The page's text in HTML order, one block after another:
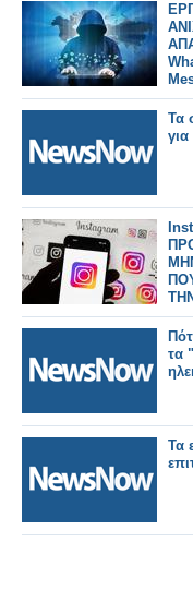
Τα
τα
Τα